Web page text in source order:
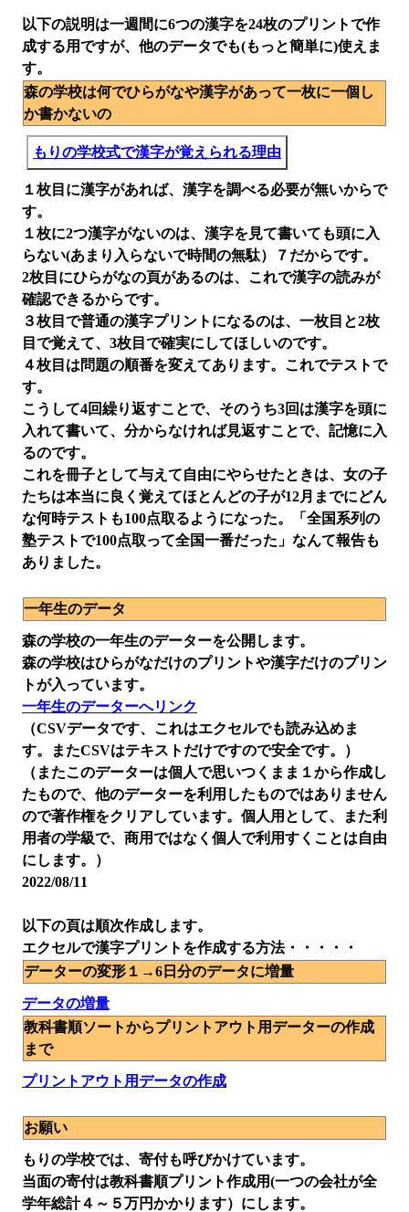
以下の説明は一週間に6つの漢字を24枚のプリントで作
成する用ですが、他のデータでも(もっと簡単に)使えま
す。
森の学校は何でひらがなや漢字があって一枚に一個し
か書かないの
もりの学校式で漢字が覚えられる理由
１枚目に漢字があれば、漢字を調べる必要が無いからで
す。
１枚に2つ漢字がないのは、漢字を見て書いても頭に入
らない(あまり入らないで時間の無駄）７だからです。
2枚目にひらがなの頁があるのは、これで漢字の読みが
確認できるからです。
３枚目で普通の漢字プリントになるのは、一枚目と2枚
目で覚えて、3枚目で確実にしてほしいのです。
４枚目は問題の順番を変えてあります。これでテストで
す。
こうして4回繰り返すことで、そのうち3回は漢字を頭に
入れて書いて、分からなければ見返すことで、記憶に入
るのです。
これを冊子として与えて自由にやらせたときは、女の子
たちは本当に良く覚えてほとんどの子が12月までにどん
な何時テストも100点取るようになった。「全国系列の
塾テストで100点取って全国一番だった」なんて報告も
ありました。
一年生のデータ
森の学校の一年生のデーターを公開します。
森の学校はひらがなだけのプリントや漢字だけのプリン
トが入っています。
一年生のデーターへリンク
（CSVデータです、これはエクセルでも読み込めま
す。またCSVはテキストだけですので安全です。）
（またこのデーターは個人で思いつくまま１から作成し
たもので、他のデーターを利用したものではありません
ので著作権をクリアしています。個人用として、また利
用者の学級で、商用ではなく個人で利用すくことは自由
にします。）
2022/08/11
以下の頁は順次作成します。
エクセルで漢字プリントを作成する方法・・・・・
データーの変形１→6日分のデータに増量
データの増量
教科書順ソートからプリントアウト用データーの作成
まで
プリントアウト用データの作成
お願い
もりの学校では、寄付も呼びかけています。
当面の寄付は教科書順プリント作成用(一つの会社が全
学年総計４～５万円かかります）にします。